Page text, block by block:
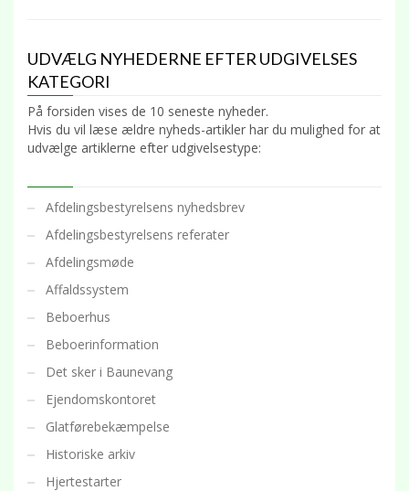
UDVÆLG NYHEDERNE EFTER UDGIVELSES
KATEGORI
På forsiden vises de 10 seneste nyheder.
Hvis du vil læse ældre nyheds-artikler har du mulighed for at
udvælge artiklerne efter udgivelsestype:
Afdelingsbestyrelsens nyhedsbrev
Afdelingsbestyrelsens referater
Afdelingsmøde
Affaldssystem
Beboerhus
Beboerinformation
Det sker i Baunevang
Ejendomskontoret
Glatførebekæmpelse
Historiske arkiv
Hjertestarter